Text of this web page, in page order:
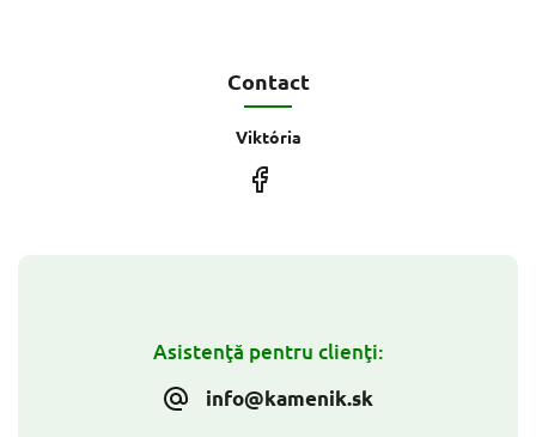
Asistenţă pentru clienţi:
info@kamenik.sk
Contact
Viktória